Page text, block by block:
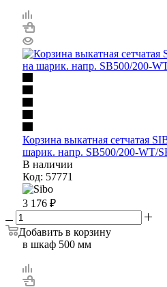
Корзина выкатная сетчатая
шарик. напр. SB500/200-WT/
В наличии
Код: 57771
3 176 ₽
Добавить в корзину
в шкаф 500 мм